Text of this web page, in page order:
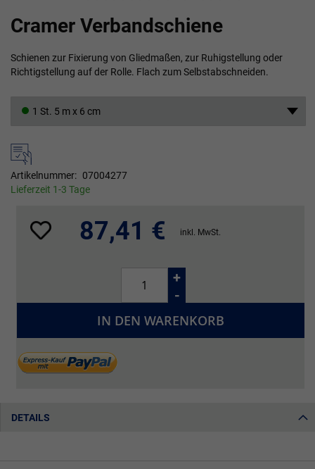
Cramer Verbandschiene
Schienen zur Fixierung von Gliedmaßen, zur Ruhigstellung oder
Richtigstellung auf der Rolle. Flach zum Selbstabschneiden.
1 St. 5 m x 6 cm
Artikelnummer
07004277
Lieferzeit 1-3 Tage
87,41 € inkl. MwSt.
+
-
IN DEN WARENKORB
Anfang
der
springen
DETAILS